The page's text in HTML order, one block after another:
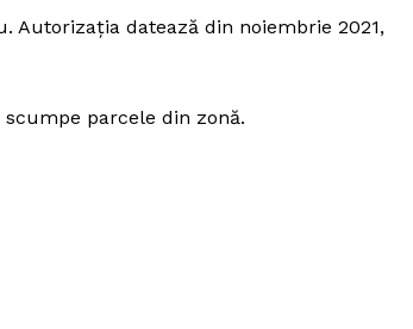
datează din noiembrie 2021,
parcele din zonă.